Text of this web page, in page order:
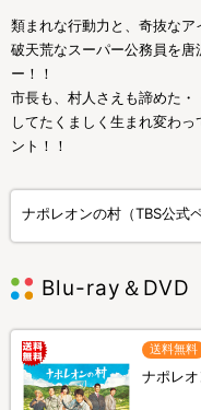
類まれな行動力と、奇抜なア
破天荒なスーパー公務員を
ー！！
市長も、村人さえも諦めた
してたくましく生まれ変わ
ント！！
ナポレオンの村（TBS公式ペ
Blu-ray＆DVD
送料無料
ナポレ